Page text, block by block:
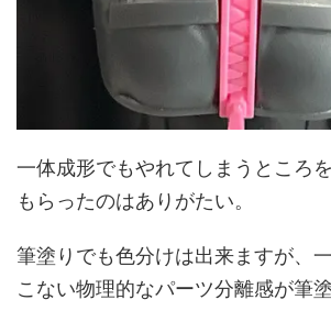
一体成形でもやれてしまうところ
もらったのはありがたい。
筆塗りでも色分けは出来ますが、
こない物理的なパーツ分離感が筆